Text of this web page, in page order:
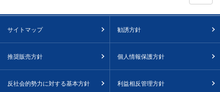
サイトマップ 勧誘方針
推奨販売方針 個人情報保護方針
反社会的勢力に対する基本方針 利益相反管理方針